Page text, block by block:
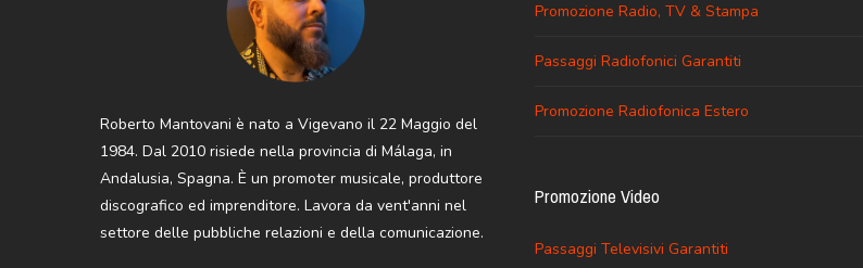
Roberto Mantovani è nato a Vigevano il 22 Maggio del
1984. Dal 2010 risiede nella provincia di Málaga, in
Andalusia, Spagna. È un promoter musicale, produttore
discografico ed imprenditore. Lavora da vent'anni nel
settore delle pubbliche relazioni e della comunicazione.
Promozione Radio, TV & Stampa
Passaggi Radiofonici Garantiti
Promozione Radiofonica Estero
Promozione Video
Passaggi Televisivi Garantiti